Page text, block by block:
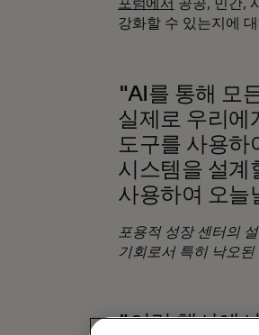
포럼에서 공공, 민간,
강화할 수 있는지에
"AI를 통해 모
실제로 우리에
도구를 사용하
시스템을 설계
사용하여 오늘
포용적 성장 센터의
기회로서 특히 낙오
"이런 행사에